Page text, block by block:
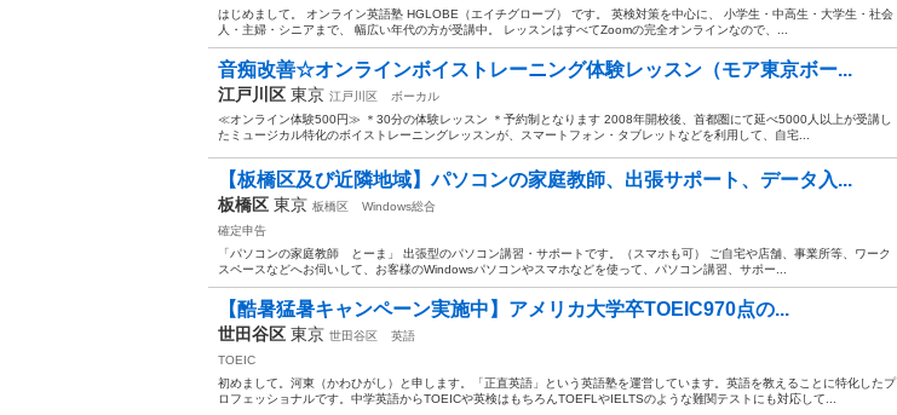
はじめまして。 オンライン英語塾 HGLOBE（エイチグローブ） です。 英検対策を中心に、 小学生・中高生・大学生・社会
人・主婦・シニアまで、 幅広い年代の方が受講中。 レッスンはすべてZoomの完全オンラインなので、...
音痴改善☆オンラインボイストレーニング体験レッスン（モア東京ボー...
江戸川区 東京 江戸川区
ボーカル
≪オンライン体験500円≫ ＊30分の体験レッスン ＊予約制となります 2008年開校後、首都圏にて延べ5000人以上が受講し
たミュージカル特化のボイストレーニングレッスンが、スマートフォン・タブレットなどを利用して、自宅...
【板橋区及び近隣地域】パソコンの家庭教師、出張サポート、データ入...
板橋区 東京 板橋区
Windows総合
確定申告
「パソコンの家庭教師 とーま」 出張型のパソコン講習・サポートです。（スマホも可） ご自宅や店舗、事業所等、ワーク
スペースなどへお伺いして、お客様のWindowsパソコンやスマホなどを使って、パソコン講習、サポー...
【酷暑猛暑キャンペーン実施中】アメリカ大学卒TOEIC970点の...
世田谷区 東京 世田谷区
英語
TOEIC
初めまして。河東（かわひがし）と申します。「正直英語」という英語塾を運営しています。英語を教えることに特化したプ
ロフェッショナルです。中学英語からTOEICや英検はもちろんTOEFLやIELTSのような難関テストにも対応して...